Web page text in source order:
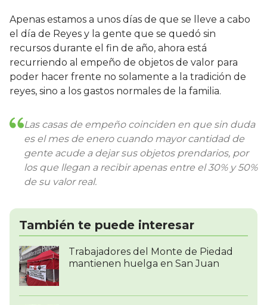
Apenas estamos a unos días de que se lleve a cabo
el día de Reyes y la gente que se quedó sin
recursos durante el fin de año, ahora está
recurriendo al empeño de objetos de valor para
poder hacer frente no solamente a la tradición de
reyes, sino a los gastos normales de la familia.
Las casas de empeño coinciden en que sin duda
es el mes de enero cuando mayor cantidad de
gente acude a dejar sus objetos prendarios, por
los que llegan a recibir apenas entre el 30% y 50%
de su valor real.
También te puede interesar
Trabajadores del Monte de Piedad
mantienen huelga en San Juan